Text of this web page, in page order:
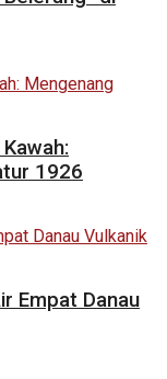
1926
Empat Danau